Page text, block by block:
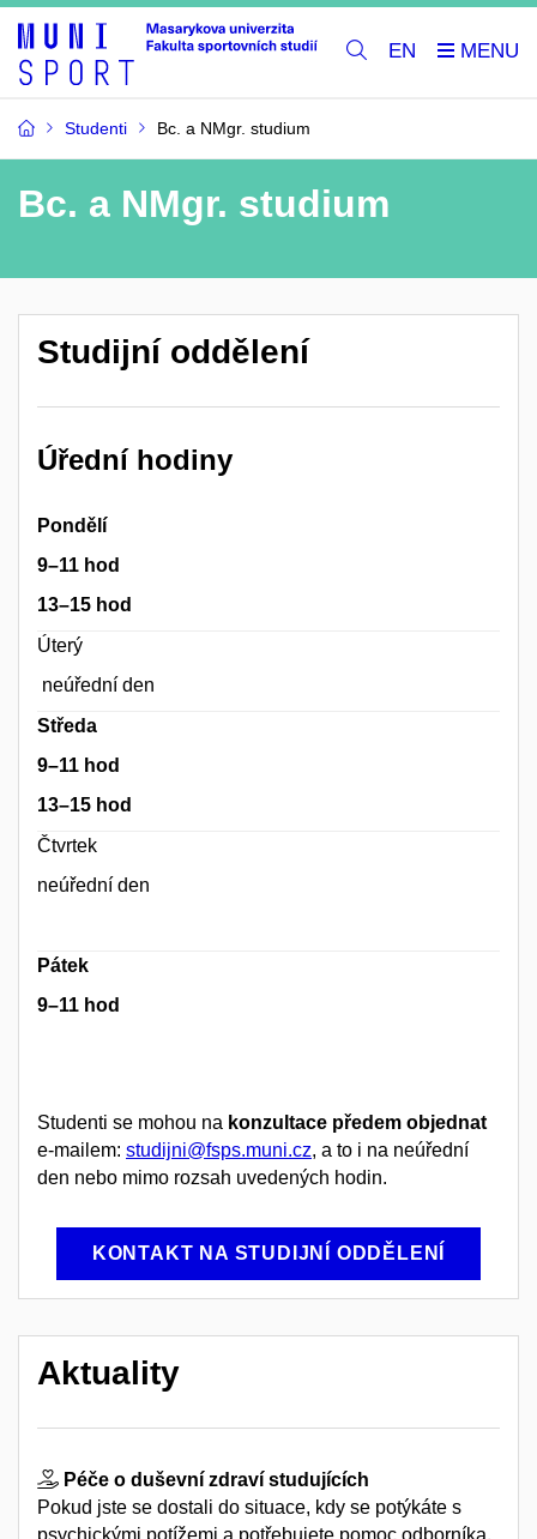
EN
Studenti Bc. a NMgr. studium
Bc. a NMgr. studium
Studijní oddělení
Úřední hodiny
Pondělí
9–11 hod
13–15 hod
Úterý
neúřední den
Středa
9–11 hod
13–15 hod
Čtvrtek
neúřední den
Pátek
9–11 hod
Studenti se mohou na konzultace předem objednat
e-mailem: studijni@fsps.muni.cz, a to i na neúřední
den nebo mimo rozsah uvedených hodin.
KONTAKT NA STUDIJNÍ ODDĚLENÍ
Aktuality
Péče o duševní zdraví studujících
Pokud jste se dostali do situace, kdy se potýkáte s
psychickými potížemi a potřebujete pomoc odborníka,